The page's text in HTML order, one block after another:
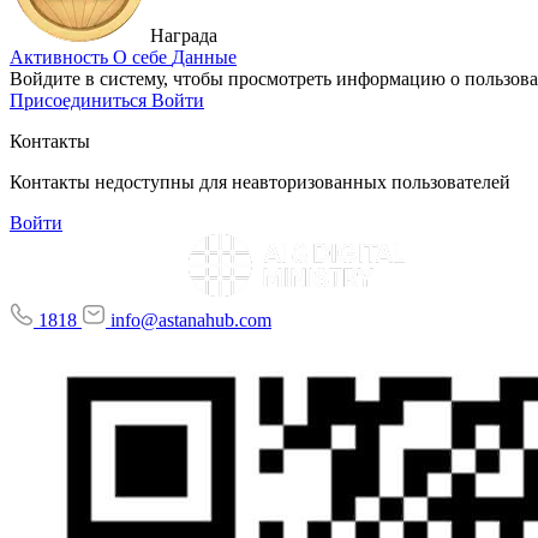
Награда
Активность О себе Данные
Войдите в систему, чтобы просмотреть информацию о
Присоединиться Войти
Контакты
Контакты недоступны для неавторизованных пользователей
Войти
1818 info@astanahub.com